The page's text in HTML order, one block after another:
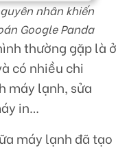
nhân khiến
Google Panda
thường gặp là ở
có nhiều chi
máy lạnh, sửa
in…
máy lạnh đã tạo